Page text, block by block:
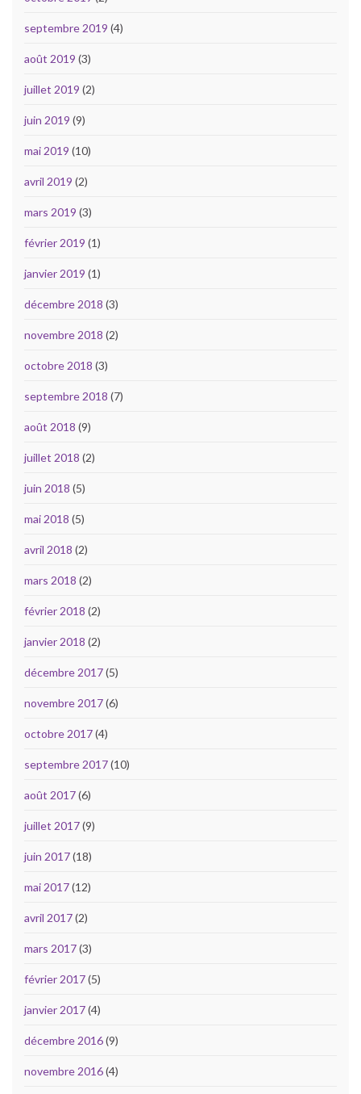
septembre 2019 (4)
août 2019 (3)
juillet 2019 (2)
juin 2019 (9)
mai 2019 (10)
avril 2019 (2)
mars 2019 (3)
février 2019 (1)
janvier 2019 (1)
décembre 2018 (3)
novembre 2018 (2)
octobre 2018 (3)
septembre 2018 (7)
août 2018 (9)
juillet 2018 (2)
juin 2018 (5)
mai 2018 (5)
avril 2018 (2)
mars 2018 (2)
février 2018 (2)
janvier 2018 (2)
décembre 2017(5)
novembre 2017(6)
octobre 2017(4)
septembre 2017(10)
août 2017(6)
juillet 2017(9)
juin 2017(18)
mai 2017(12)
avril 2017(2)
mars 2017(3)
février 2017(5)
janvier 2017(4)
décembre 2016(9)
novembre 2016(4)